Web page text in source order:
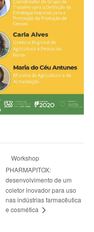
Workshop
PHARMAPITOX:
desenvolvimento de um
coletor inovador para uso
nas indústrias farmacêutica
e cosmética